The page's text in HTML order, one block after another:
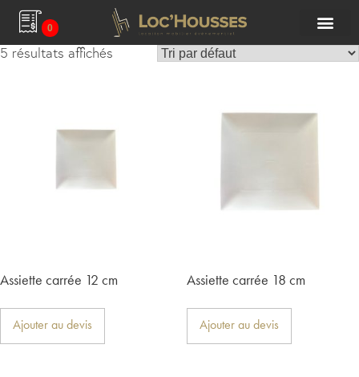
0
5 résultats affichés
Assiette carrée 12 cm
Ajouter au devis
Assiette carrée 18 cm
Ajouter au devis